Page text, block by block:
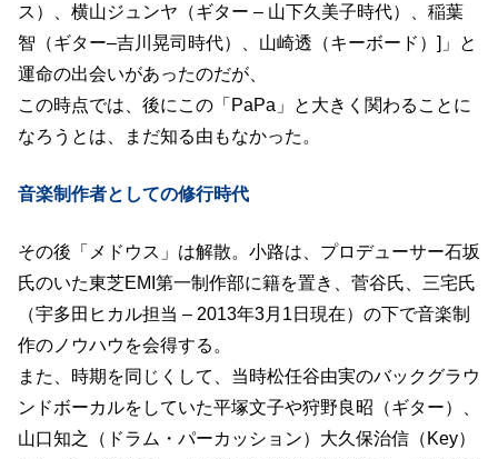
ス）、横山ジュンヤ（ギター – 山下久美子時代）、稲葉
智（ギター–吉川晃司時代）、山崎透（キーボード）]」と
運命の出会いがあったのだが、
この時点では、後にこの「PaPa」と大きく関わることに
なろうとは、まだ知る由もなかった。
音楽制作者としての修行時代
その後「メドウス」は解散。小路は、プロデューサー石坂
氏のいた東芝EMI第一制作部に籍を置き、菅谷氏、三宅氏
（宇多田ヒカル担当 – 2013年3月1日現在）の下で音楽制
作のノウハウを会得する。
また、時期を同じくして、当時松任谷由実のバックグラウ
ンドボーカルをしていた平塚文子や狩野良昭（ギター）、
山口知之（ドラム・パーカッション）大久保治信（Key）